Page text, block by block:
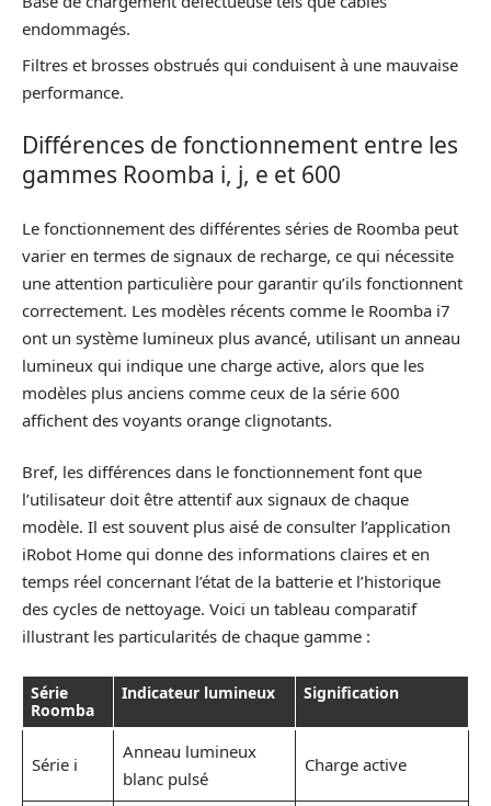
endommagés.
Filtres et brosses obstrués qui conduisent à une mauvaise
performance.
Différences de fonctionnement entre les
gammes Roomba i, j, e et 600
Le fonctionnement des différentes séries de Roomba peut
varier en termes de signaux de recharge, ce qui nécessite
une attention particulière pour garantir qu’ils fonctionnent
correctement. Les modèles récents comme le Roomba i7
ont un système lumineux plus avancé, utilisant un anneau
lumineux qui indique une charge active, alors que les
modèles plus anciens comme ceux de la série 600
affichent des voyants orange clignotants.
Bref, les différences dans le fonctionnement font que
l’utilisateur doit être attentif aux signaux de chaque
modèle. Il est souvent plus aisé de consulter l’application
iRobot Home qui donne des informations claires et en
temps réel concernant l’état de la batterie et l’historique
des cycles de nettoyage. Voici un tableau comparatif
illustrant les particularités de chaque gamme :
Série
Roomba
Indicateur lumineux Signification
Série i
Anneau lumineux
blanc pulsé
Charge active